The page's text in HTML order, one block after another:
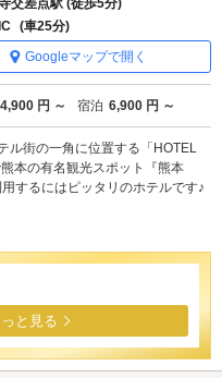
交差点駅 (徒歩5分)
(車25分)
Googleマップで開く
4,900 円 ～ 宿泊 6,900 円 ～
ル街の一角に位置する「HOTEL
本の有名観光スポット『熊本
するにはピッタリのホテルです♪
と見る